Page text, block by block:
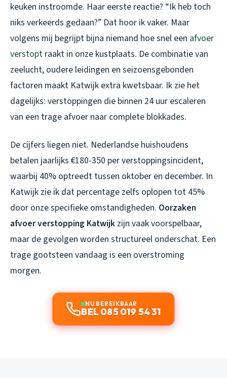
keuken instroomde. Haar eerste reactie? “Ik heb toch
niks verkeerds gedaan?” Dat hoor ik vaker. Maar
volgens mij begrijpt bijna niemand hoe snel een afvoer
verstopt raakt in onze kustplaats. De combinatie van
zeelucht, oudere leidingen en seizoensgebonden
factoren maakt Katwijk extra kwetsbaar. Ik zie het
dagelijks: verstoppingen die binnen 24 uur escaleren
van een trage afvoer naar complete blokkades.
De cijfers liegen niet. Nederlandse huishoudens
betalen jaarlijks €180-350 per verstoppingsincident,
waarbij 40% optreedt tussen oktober en december. In
Katwijk zie ik dat percentage zelfs oplopen tot 45%
door onze specifieke omstandigheden. Oorzaken
afvoer verstopping Katwijk zijn vaak voorspelbaar,
maar de gevolgen worden structureel onderschat. Een
trage gootsteen vandaag is een overstroming
morgen.
NU BEREIKBAAR
BEL 085 019 54 31